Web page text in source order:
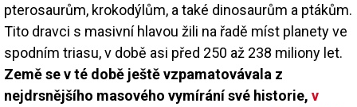
pterosaurům, krokodýlům, a také dinosaurům a ptákům.
Tito dravci s masivní hlavou žili na řadě míst planety ve
spodním triasu, v době asi před 250 až 238 miliony let.
Země se v té době ještě vzpamatovávala z
nejdrsnějšího masového vymírání své historie, v